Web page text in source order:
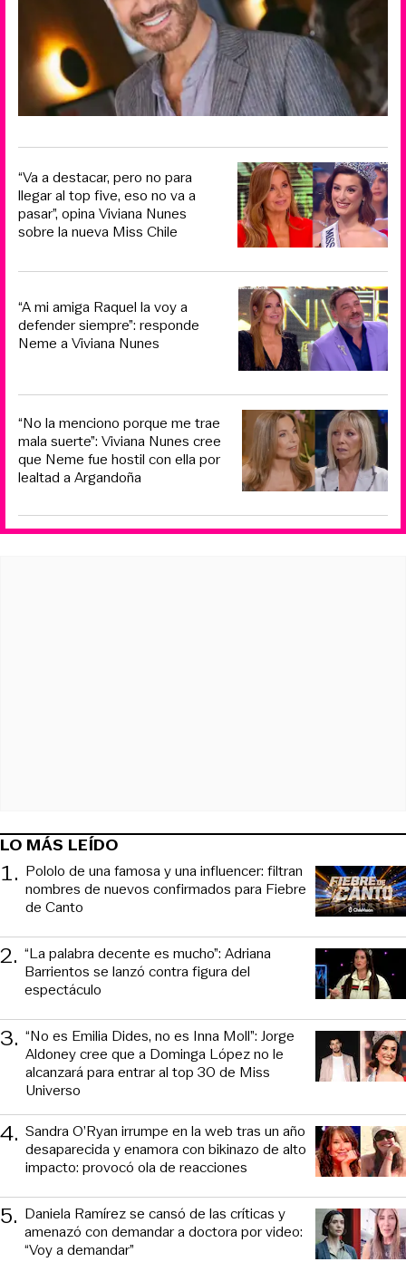
“Va a destacar, pero no para
llegar al top five, eso no va a
pasar”, opina Viviana Nunes
sobre la nueva Miss Chile
“A mi amiga Raquel la voy a
defender siempre”: responde
Neme a Viviana Nunes
“No la menciono porque me trae
mala suerte”: Viviana Nunes cree
que Neme fue hostil con ella por
lealtad a Argandoña
LO MÁS LEÍDO
1. Pololo de una famosa y una influencer: filtran
nombres de nuevos confirmados para Fiebre
de Canto
2. “La palabra decente es mucho”: Adriana
Barrientos se lanzó contra figura del
espectáculo
3. “No es Emilia Dides, no es Inna Moll”: Jorge
Aldoney cree que a Dominga López no le
alcanzará para entrar al top 30 de Miss
Universo
4. Sandra O’Ryan irrumpe en la web tras un año
desaparecida y enamora con bikinazo de alto
impacto: provocó ola de reacciones
5. Daniela Ramírez se cansó de las críticas y
amenazó con demandar a doctora por video:
“Voy a demandar”